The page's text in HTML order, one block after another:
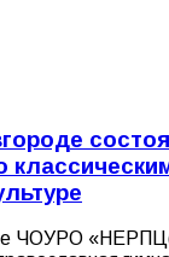
ЧОУРО